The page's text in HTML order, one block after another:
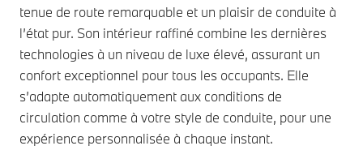
tenue de route remarquable et un plaisir de conduite à
l’état pur. Son intérieur raffiné combine les dernières
technologies à un niveau de luxe élevé, assurant un
confort exceptionnel pour tous les occupants. Elle
s’adapte automatiquement aux conditions de
circulation comme à votre style de conduite, pour une
expérience personnalisée à chaque instant.